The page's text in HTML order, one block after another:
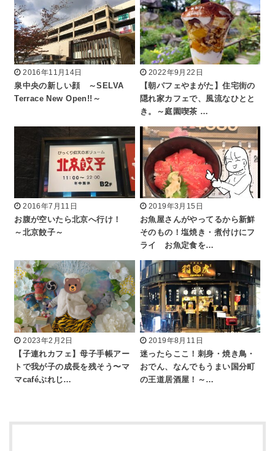
2016年11月14日
泉中央の新しい顔 ～SELVA
Terrace New Open!!～
2022年9月22日
【朝パフェやまがた】住宅街の
隠れ家カフェで、風流なひとと
き。～庭園喫茶 …
2016年7月11日
お腹が空いたら北京へ行け！
～北京餃子～
2019年3月15日
お魚屋さんがやってるから新鮮
そのもの！塩焼き・煮付けにフ
ライ お魚定食を…
2023年2月2日
【子連れカフェ】母子手帳アー
トで我が子の成長を残そう〜マ
マcaféぷれじ…
2019年8月11日
迷ったらここ！刺身・焼き鳥・
おでん、なんでもうまい国分町
の王道居酒屋！～…